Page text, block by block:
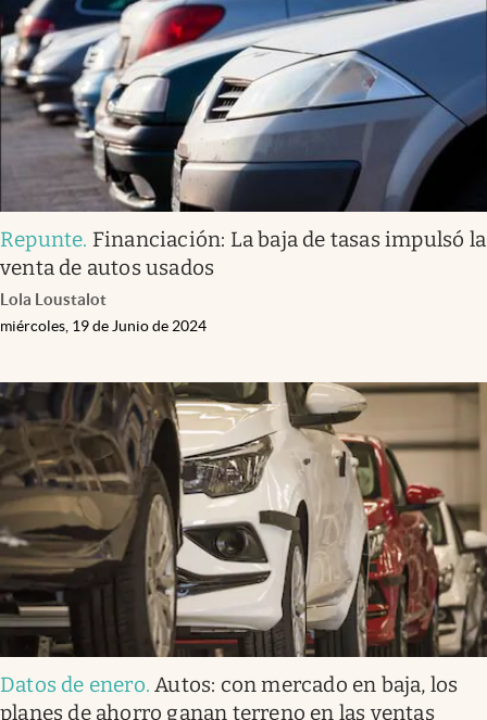
Repunte. Financiación: La baja de tasas impulsó la
venta de autos usados
Lola Loustalot
miércoles, 19 de Junio de 2024
Datos de enero.Autos: con mercado en baja, los
planes de ahorro ganan terreno en las ventas